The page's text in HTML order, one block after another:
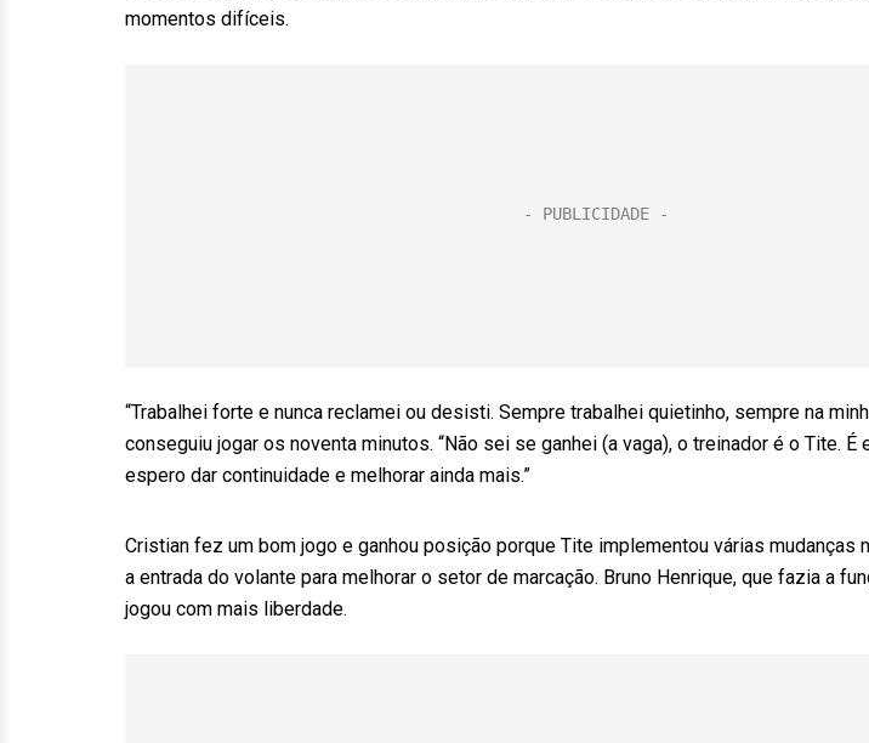
momentos difíceis.
“Trabalhei forte e nunca reclamei ou desisti. Sempre trabalhei quietinho, sempre na
conseguiu jogar os noventa minutos. “Não sei se ganhei (a vaga), o treinador é o Tite. É
espero dar continuidade e melhorar ainda mais.”
Cristian fez um bom jogo e ganhou posição porque Tite implementou várias mudanças
a entrada do volante para melhorar o setor de marcação. Bruno Henrique, que fazia a
jogou com mais liberdade.